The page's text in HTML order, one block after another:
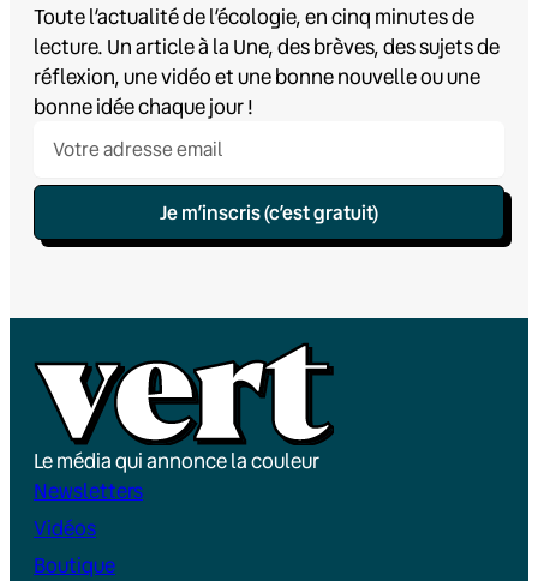
Toute l’actualité de l’écologie, en cinq minutes de
lecture. Un article à la Une, des brèves, des sujets de
réflexion, une vidéo et une bonne nouvelle ou une
bonne idée chaque jour !
Je m’inscris (c’est gratuit)
Le média qui annonce la couleur
Newsletters
Vidéos
Boutique